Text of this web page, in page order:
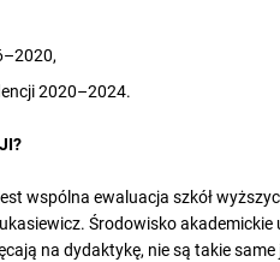
2020–2024.
wspólna ewaluacja szkół
Środowisko akademickie
na dydaktykę, nie są takie